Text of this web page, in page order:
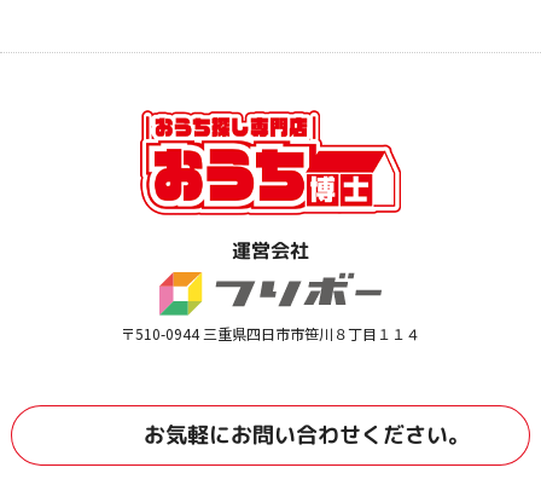
運営会社
〒510-0944 三重県四日市市笹川８丁目１１４
お気軽にお問い合わせください。